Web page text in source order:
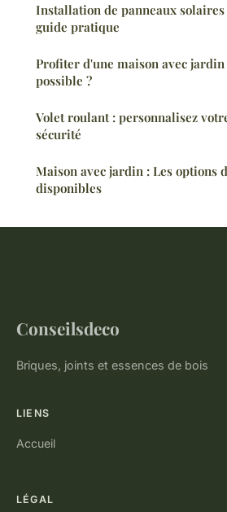
Installation de panneaux
guide pratique
Profiter d'une maison avec
possible ?
Volet roulant : personnalisez
sécurité
Maison avec jardin : Les options
disponibles
Conseilsdeco
Briques, joints et essences de bois
LIENS
Accueil
LÉGAL